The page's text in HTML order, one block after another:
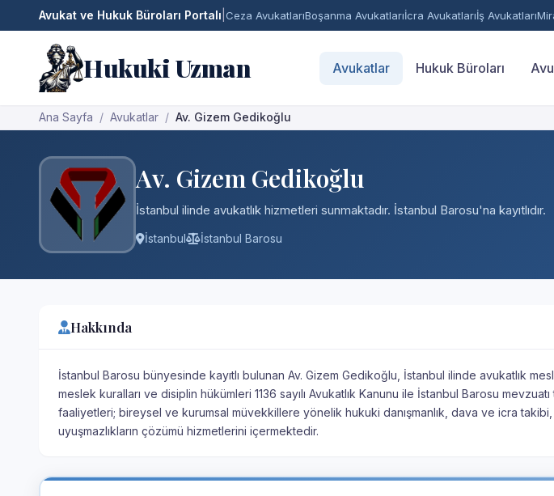
Avukat ve Hukuk Büroları Portalı Ceza AvukatlarıBoşanma Avukatlarıİcra Avukatlarıİş Avukatları
Hukuki Uzman Avukatlar Hukuk Büroları
Ana Sayfa Avukatlar Av. Gizem Gedikoğlu
Av. Gizem Gedikoğlu
İstanbul ilinde avukatlık hizmetleri sunmaktadır. İstanbul Barosu'na kayıtlıdır.
İstanbul İstanbul Barosu
Hakkında
İstanbul Barosu bünyesinde kayıtlı bulunan Av. Gizem Gedikoğlu, İstanbul ilinde avukatlık
meslek kuralları ve disiplin hükümleri 1136 sayılı Avukatlık Kanunu ile İstanbul Barosu
faaliyetleri; bireysel ve kurumsal müvekkillere yönelik hukuki danışmanlık, dava ve icra takibi,
uyuşmazlıkların çözümü hizmetlerini içermektedir.